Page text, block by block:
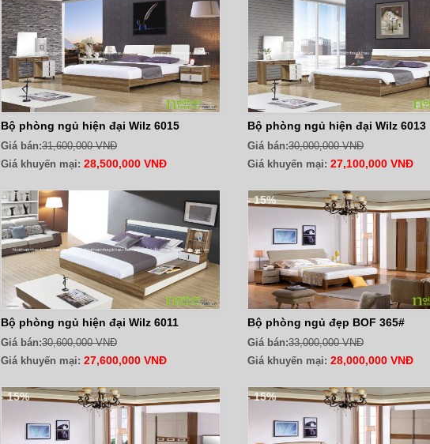
Bộ phòng ngủ hiện đại Wilz 6015
Giá bán:31,600,000 VNĐ
Giá khuyến mại: 28,500,000 VNĐ
Bộ phòng ngủ hiện đại Wilz 6013
Giá bán:30,000,000 VNĐ
Giá khuyến mại: 27,100,000 VNĐ
Bộ phòng ngủ hiện đại Wilz 6011
Giá bán:30,600,000 VNĐ
Giá khuyến mại: 27,600,000 VNĐ
- 15%
Bộ phòng ngủ đẹp BOF 365#
Giá bán:33,000,000 VNĐ
Giá khuyến mại: 28,000,000 VNĐ
- 15% - 15%